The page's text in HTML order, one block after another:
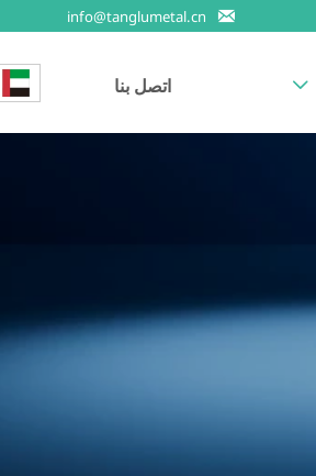

info@tanglumetal.cn
 اتصل بنا